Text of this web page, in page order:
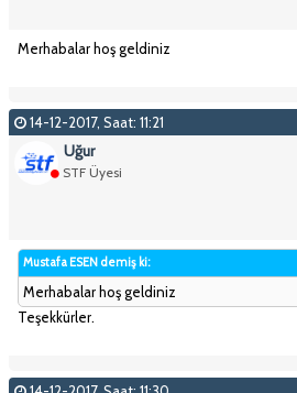
Merhabalar hoş geldiniz
14-12-2017, Saat: 11:21
Uğur
STF Üyesi
Mustafa ESEN demiş ki:
Merhabalar hoş geldiniz
Teşekkürler.